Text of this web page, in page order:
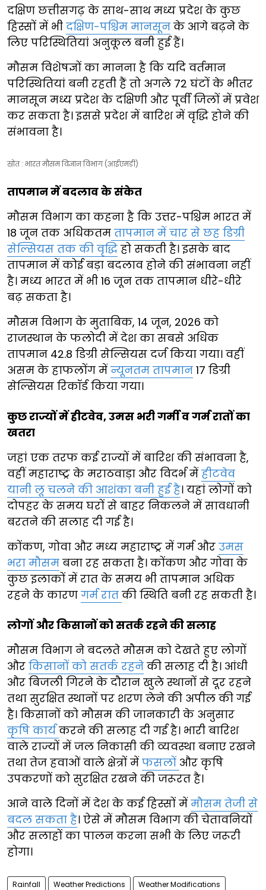
दक्षिण छत्तीसगढ़ के साथ-साथ मध्य प्रदेश के कुछ
हिस्सों में भी दक्षिण-पश्चिम मानसून के आगे बढ़ने के
लिए परिस्थितियां अनुकूल बनी हुई हैं।
मौसम विशेषज्ञों का मानना है कि यदि वर्तमान
परिस्थितियां बनी रहती हैं तो अगले 72 घंटों के भीतर
मानसून मध्य प्रदेश के दक्षिणी और पूर्वी जिलों में प्रवेश
कर सकता है। इससे प्रदेश में बारिश में वृद्धि होने की
संभावना है।
स्रोत : भारत मौसम विज्ञान विभाग (आईएमडी)
तापमान में बदलाव के संकेत
मौसम विभाग का कहना है कि उत्तर-पश्चिम भारत में
18 जून तक अधिकतम तापमान में चार से छह डिग्री
सेल्सियस तक की वृद्धि हो सकती है। इसके बाद
तापमान में कोई बड़ा बदलाव होने की संभावना नहीं
है। मध्य भारत में भी 16 जून तक तापमान धीरे-धीरे
बढ़ सकता है।
मौसम विभाग के मुताबिक, 14 जून, 2026 को
राजस्थान के फलोदी में देश का सबसे अधिक
तापमान 42.8 डिग्री सेल्सियस दर्ज किया गया। वहीं
असम के हाफलोंग में न्यूनतम तापमान 17 डिग्री
सेल्सियस रिकॉर्ड किया गया।
कुछ राज्यों में हीटवेव, उमस भरी गर्मी व गर्म रातों का
खतरा
जहां एक तरफ कई राज्यों में बारिश की संभावना है,
वहीं महाराष्ट्र के मराठवाड़ा और विदर्भ में हीटवेव
यानी लू चलने की आशंका बनी हुई है। यहां लोगों को
दोपहर के समय घरों से बाहर निकलने में सावधानी
बरतने की सलाह दी गई है।
कोंकण, गोवा और मध्य महाराष्ट्र में गर्म और उमस
भरा मौसम बना रह सकता है। कोंकण और गोवा के
कुछ इलाकों में रात के समय भी तापमान अधिक
रहने के कारण गर्म रात की स्थिति बनी रह सकती है।
लोगों और किसानों को सतर्क रहने की सलाह
मौसम विभाग ने बदलते मौसम को देखते हुए लोगों
और किसानों को सतर्क रहने की सलाह दी है। आंधी
और बिजली गिरने के दौरान खुले स्थानों से दूर रहने
तथा सुरक्षित स्थानों पर शरण लेने की अपील की गई
है। किसानों को मौसम की जानकारी के अनुसार
कृषि कार्यकरने की सलाह दी गई है। भारी बारिश
वाले राज्यों में जल निकासी की व्यवस्था बनाए रखने
तथा तेज हवाओं वाले क्षेत्रों में फसलों और कृषि
उपकरणों को सुरक्षित रखने की जरूरत है।
आने वाले दिनों में देश के कई हिस्सों में मौसम तेजी से
बदल सकता है। ऐसे में मौसम विभाग की चेतावनियों
और सलाहों का पालन करना सभी के लिए जरूरी
होगा।
Rainfall Weather Predictions Weather Modifications